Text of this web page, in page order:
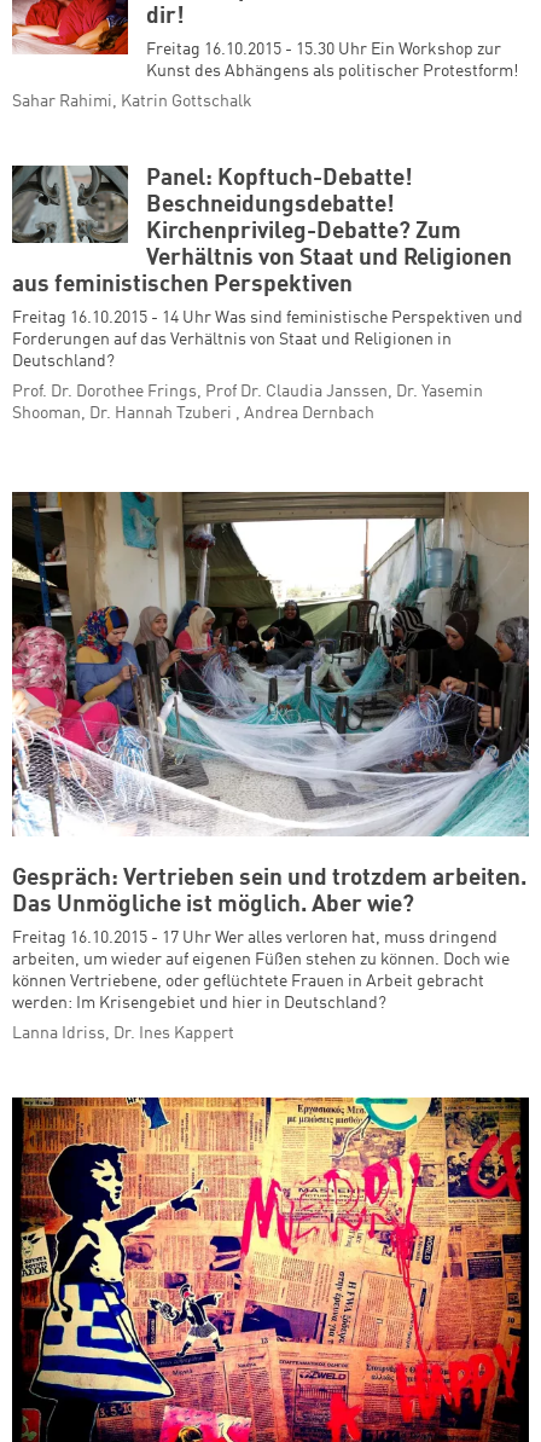
dir!
Freitag 16.10.2015 - 15.30 Uhr Ein Workshop zur
Kunst des Abhängens als politischer Protestform!
Sahar Rahimi, Katrin Gottschalk
Panel: Kopftuch-Debatte!
Beschneidungsdebatte!
Kirchenprivileg-Debatte? Zum
Verhältnis von Staat und Religionen
aus feministischen Perspektiven
Freitag 16.10.2015 - 14 Uhr Was sind feministische Perspektiven und
Forderungen auf das Verhältnis von Staat und Religionen in
Deutschland?
Prof. Dr. Dorothee Frings, Prof Dr. Claudia Janssen, Dr. Yasemin
Shooman, Dr. Hannah Tzuberi , Andrea Dernbach
Gespräch: Vertrieben sein und trotzdem arbeiten.
Das Unmögliche ist möglich. Aber wie?
Freitag 16.10.2015 - 17 Uhr Wer alles verloren hat, muss dringend
arbeiten, um wieder auf eigenen Füßen stehen zu können. Doch wie
können Vertriebene, oder geflüchtete Frauen in Arbeit gebracht
werden: Im Krisengebiet und hier in Deutschland?
Lanna Idriss, Dr. Ines Kappert